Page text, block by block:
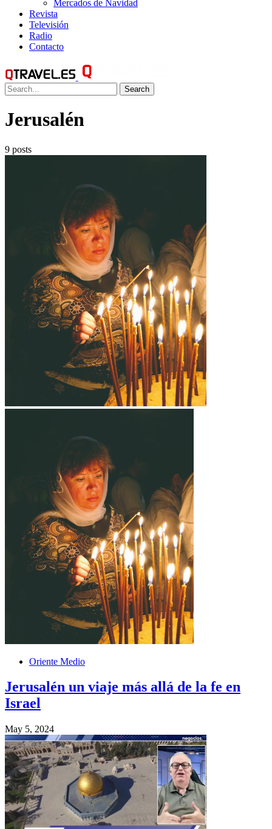
Mercados de Navidad
Revista
Televisión
Radio
Contacto
Search
Jerusalén
9 posts
Oriente Medio
Jerusalén un viaje más allá de la fe en
Israel
May 5, 2024